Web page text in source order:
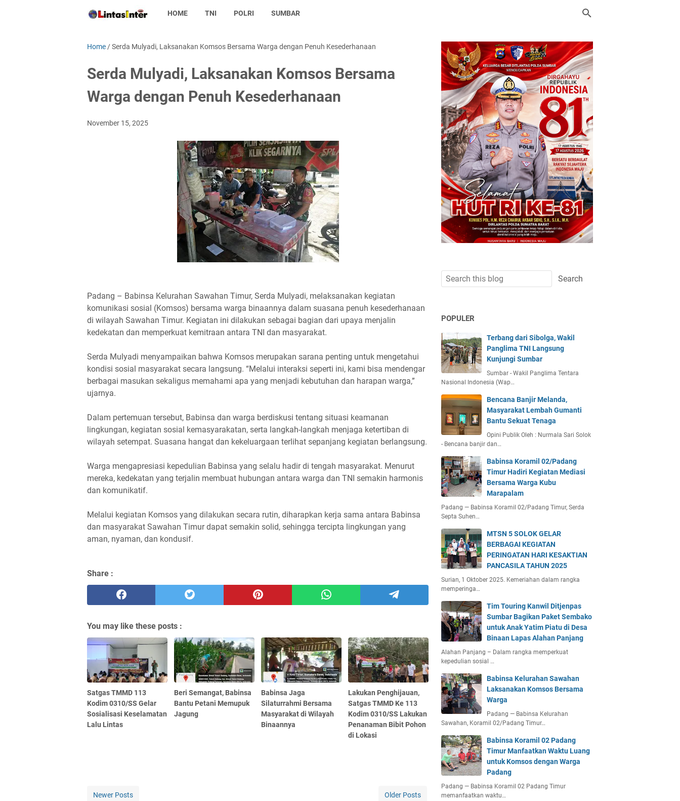
HOME TNI POLRI SUMBAR
Home /Serda Mulyadi, Laksanakan Komsos Bersama Warga dengan Penuh Kesederhanaan
Serda Mulyadi, Laksanakan Komsos Bersama
Warga dengan Penuh Kesederhanaan
November 15, 2025
Padang – Babinsa Kelurahan Sawahan Timur, Serda Mulyadi, melaksanakan kegiatan
komunikasi sosial (Komsos) bersama warga binaannya dalam suasana penuh kesederhanaan
di wilayah Sawahan Timur. Kegiatan ini dilakukan sebagai bagian dari upaya menjalin
kedekatan dan memperkuat kemitraan antara TNI dan masyarakat.
Serda Mulyadi menyampaikan bahwa Komsos merupakan sarana penting untuk mengetahui
kondisi sosial masyarakat secara langsung. “Melalui interaksi seperti ini, kami bisa mendengar
berbagai masukan sekaligus memahami apa yang menjadi kebutuhan dan harapan warga,”
ujarnya.
Dalam pertemuan tersebut, Babinsa dan warga berdiskusi tentang situasi keamanan
lingkungan, kegiatan sosial kemasyarakatan, serta langkah-langkah menjaga ketertiban di
wilayah setempat. Suasana hangat dan kekeluargaan terlihat sepanjang kegiatan berlangsung.
Warga mengapresiasi kepedulian Babinsa yang selalu hadir di tengah masyarakat. Menurut
mereka, kedekatan yang terjalin membuat hubungan antara warga dan TNI semakin harmonis
dan komunikatif.
Melalui kegiatan Komsos yang dilakukan secara rutin, diharapkan kerja sama antara Babinsa
dan masyarakat Sawahan Timur dapat semakin solid, sehingga tercipta lingkungan yang
aman, nyaman, dan kondusif.
Share :
You may like these posts :
Satgas TMMD 113
Kodim 0310/SS Gelar
Sosialisasi Keselamatan
Lalu Lintas
Beri Semangat, Babinsa
Bantu Petani Memupuk
Jagung
Babinsa Jaga
Silaturrahmi Bersama
Masyarakat di Wilayah
Binaannya
Lakukan Penghijauan,
Satgas TMMD Ke 113
Kodim 0310/SS Lakukan
Penanaman Bibit Pohon
di Lokasi
Newer Posts Older Posts
POPULER
Terbang dari Sibolga, Wakil
Panglima TNI Langsung
Kunjungi Sumbar
Sumbar - Wakil Panglima Tentara
Nasional Indonesia (Wap…
Bencana Banjir Melanda,
Masyarakat Lembah Gumanti
Bantu Sekuat Tenaga
Opini Publik Oleh : Nurmala Sari Solok
- Bencana banjir dan…
Babinsa Koramil 02/Padang
Timur Hadiri Kegiatan Mediasi
Bersama Warga Kubu
Marapalam
Padang — Babinsa Koramil 02/Padang Timur, Serda
Septa Suhen…
MTSN 5 SOLOK GELAR
BERBAGAI KEGIATAN
PERINGATAN HARI KESAKTIAN
PANCASILA TAHUN 2025
Surian, 1 Oktober 2025. Kemeriahan dalam rangka
memperinga…
Tim Touring Kanwil Ditjenpas
Sumbar Bagikan Paket Sembako
untuk Anak Yatim Piatu di Desa
Binaan Lapas Alahan Panjang
Alahan Panjang – Dalam rangka memperkuat
kepedulian sosial …
Babinsa Kelurahan Sawahan
Laksanakan Komsos Bersama
Warga
Padang — Babinsa Kelurahan
Sawahan, Koramil 02/Padang Timur…
Babinsa Koramil 02 Padang
Timur Manfaatkan Waktu Luang
untuk Komsos dengan Warga
Padang
Padang — Babinsa Koramil 02 Padang Timur
memanfaatkan waktu…